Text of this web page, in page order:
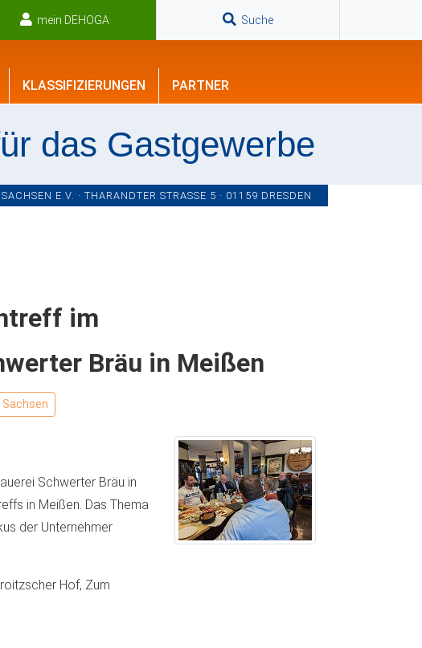
mein DEHOGA Suche
KLASSIFIZIERUNGEN PARTNER
das Gastgewerbe
E.V. · THARANDTER STRASSE 5 · 01159 DRESDEN
im
Bräu in Meißen
Sachsen
Schwerter Bräu in
in Meißen. Das Thema
der Unternehmer
Hof, Zum